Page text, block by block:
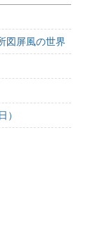
図屏風の世界
）